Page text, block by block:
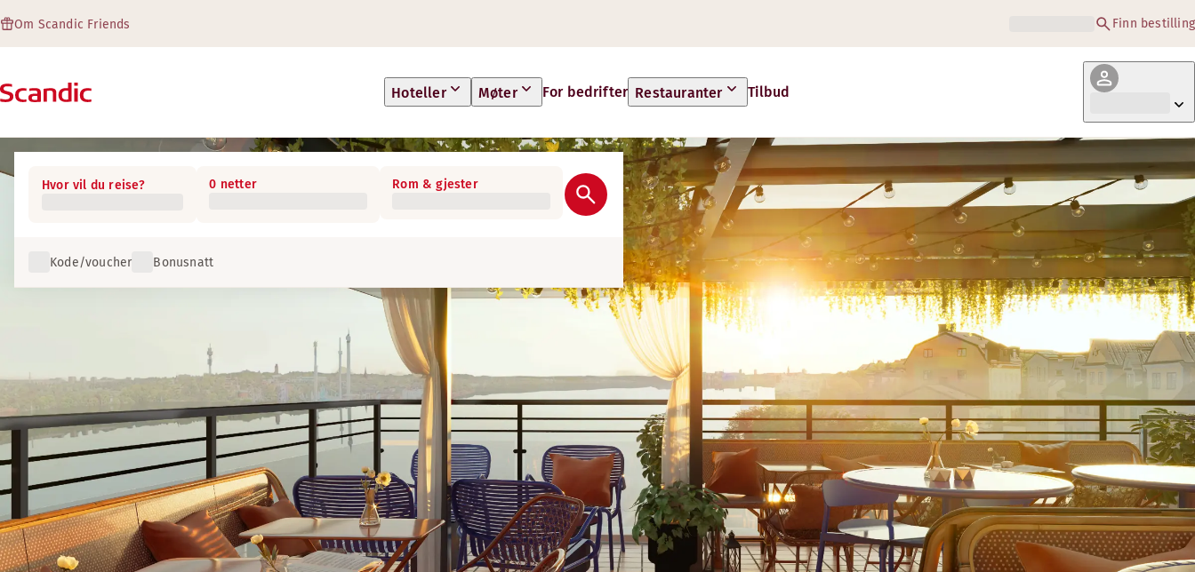
Om Scandic Friends Finn bestilling
Hoteller Møter For bedrifter Restauranter Tilbud
Hvor vil du reise? 0 netter Rom & gjester
Kode/voucher Bonusnatt